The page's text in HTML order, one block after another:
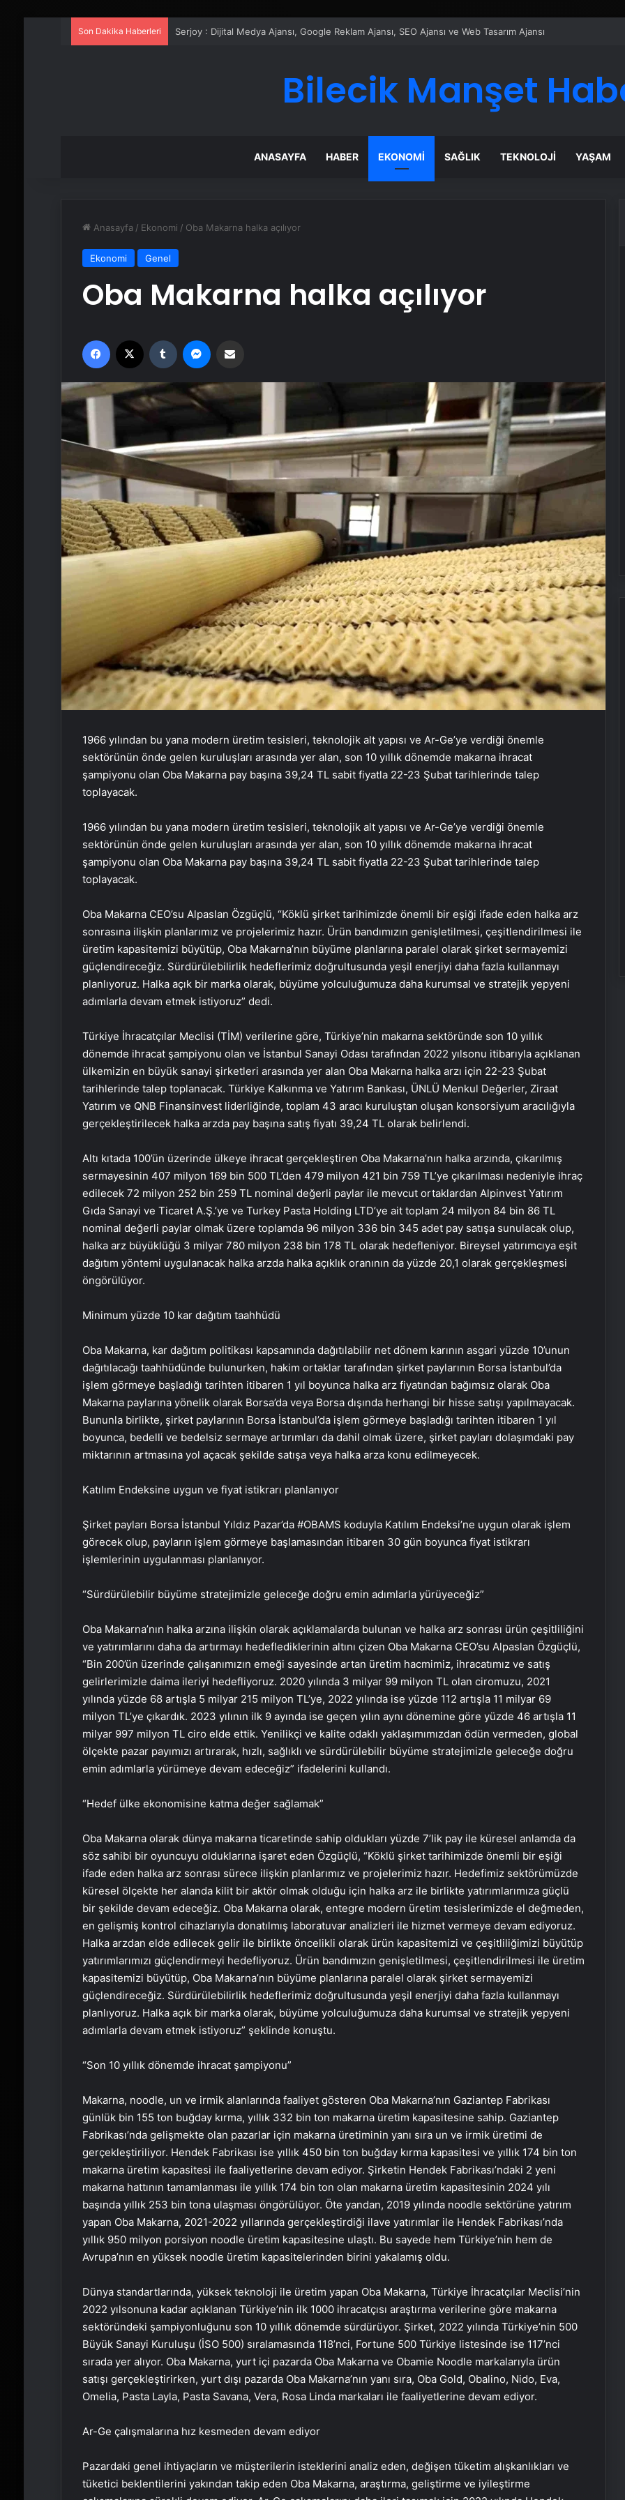
Son Dakika Haberleri UETDS Nedir ? Uetds.com İle Akıllı Dijital Taşımacılık Yazılımı
Bilecik Manşet
ANASAYFA HABER EKONOMI SAĞLIK TEKNOLOJI YAŞAM
Anasayfa / Ekonomi / Oba Makarna halka açılıyor
Ekonomi Genel
Oba Makarna halka açılıyor
Facebook Tumblr
1966 yılından bu yana modern üretim tesisleri, teknolojik alt yapısı ve Ar-Ge’ye verdiği önemle
sektörünün önde gelen kuruluşları arasında yer alan, son 10 yıllık dönemde makarna ihracat
şampiyonu olan Oba Makarna pay başına 39,24 TL sabit fiyatla 22-23 Şubat tarihlerinde talep
toplayacak.
1966 yılından bu yana modern üretim tesisleri, teknolojik alt yapısı ve Ar-Ge’ye verdiği önemle
sektörünün önde gelen kuruluşları arasında yer alan, son 10 yıllık dönemde makarna ihracat
şampiyonu olan Oba Makarna pay başına 39,24 TL sabit fiyatla 22-23 Şubat tarihlerinde talep
toplayacak.
Oba Makarna CEO’su Alpaslan Özgüçlü, “Köklü şirket tarihimizde önemli bir eşiği ifade eden halka arz
sonrasına ilişkin planlarımız ve projelerimiz hazır. Ürün bandımızın genişletilmesi, çeşitlendirilmesi ile
üretim kapasitemizi büyütüp, Oba Makarna’nın büyüme planlarına paralel olarak şirket sermayemizi
güçlendireceğiz. Sürdürülebilirlik hedeflerimiz doğrultusunda yeşil enerjiyi daha fazla kullanmayı
planlıyoruz. Halka açık bir marka olarak, büyüme yolculuğumuza daha kurumsal ve stratejik yepyeni
adımlarla devam etmek istiyoruz” dedi.
Türkiye İhracatçılar Meclisi (TİM) verilerine göre, Türkiye’nin makarna sektöründe son 10 yıllık
dönemde ihracat şampiyonu olan ve İstanbul Sanayi Odası tarafından 2022 yılsonu itibarıyla açıklanan
ülkemizin en büyük sanayi şirketleri arasında yer alan Oba Makarna halka arzı için 22-23 Şubat
tarihlerinde talep toplanacak. Türkiye Kalkınma ve Yatırım Bankası, ÜNLÜ Menkul Değerler, Ziraat
Yatırım ve QNB Finansinvest liderliğinde, toplam 43 aracı kuruluştan oluşan konsorsiyum aracılığıyla
gerçekleştirilecek halka arzda pay başına satış fiyatı 39,24 TL olarak belirlendi.
Altı kıtada 100’ün üzerinde ülkeye ihracat gerçekleştiren Oba Makarna’nın halka arzında, çıkarılmış
sermayesinin 407 milyon 169 bin 500 TL’den 479 milyon 421 bin 759 TL’ye çıkarılması nedeniyle ihraç
edilecek 72 milyon 252 bin 259 TL nominal değerli paylar ile mevcut ortaklardan Alpinvest Yatırım
Gıda Sanayi ve Ticaret A.Ş.’ye ve Turkey Pasta Holding LTD’ye ait toplam 24 milyon 84 bin 86 TL
nominal değerli paylar olmak üzere toplamda 96 milyon 336 bin 345 adet pay satışa sunulacak olup,
halka arz büyüklüğü 3 milyar 780 milyon 238 bin 178 TL olarak hedefleniyor. Bireysel yatırımcıya eşit
dağıtım yöntemi uygulanacak halka arzda halka açıklık oranının da yüzde 20,1 olarak gerçekleşmesi
öngörülüyor.
Minimum yüzde 10 kar dağıtım taahhüdü
Oba Makarna, kar dağıtım politikası kapsamında dağıtılabilir net dönem karının asgari yüzde 10’unun
dağıtılacağı taahhüdünde bulunurken, hakim ortaklar tarafından şirket paylarının Borsa İstanbul’da
işlem görmeye başladığı tarihten itibaren 1 yıl boyunca halka arz fiyatından bağımsız olarak Oba
Makarna paylarına yönelik olarak Borsa’da veya Borsa dışında herhangi bir hisse satışı yapılmayacak.
Bununla birlikte, şirket paylarının Borsa İstanbul’da işlem görmeye başladığı tarihten itibaren 1 yıl
boyunca, bedelli ve bedelsiz sermaye artırımları da dahil olmak üzere, şirket payları dolaşımdaki pay
miktarının artmasına yol açacak şekilde satışa veya halka arza konu edilmeyecek.
Katılım Endeksine uygun ve fiyat istikrarı planlanıyor
Şirket payları Borsa İstanbul Yıldız Pazar’da #OBAMS koduyla Katılım Endeksi’ne uygun olarak işlem
görecek olup, payların işlem görmeye başlamasından itibaren 30 gün boyunca fiyat istikrarı
işlemlerinin uygulanması planlanıyor.
“Sürdürülebilir büyüme stratejimizle geleceğe doğru emin adımlarla yürüyeceğiz”
Oba Makarna’nın halka arzına ilişkin olarak açıklamalarda bulunan ve halka arz sonrası ürün çeşitliliğini
ve yatırımlarını daha da artırmayı hedeflediklerinin altını çizen Oba Makarna CEO’su Alpaslan Özgüçlü,
“Bin 200’ün üzerinde çalışanımızın emeği sayesinde artan üretim hacmimiz, ihracatımız ve satış
gelirlerimizle daima ileriyi hedefliyoruz. 2020 yılında 3 milyar 99 milyon TL olan ciromuzu, 2021
yılında yüzde 68 artışla 5 milyar 215 milyon TL’ye, 2022 yılında ise yüzde 112 artışla 11 milyar 69
milyon TL’ye çıkardık. 2023 yılının ilk 9 ayında ise geçen yılın aynı dönemine göre yüzde 46 artışla 11
milyar 997 milyon TL ciro elde ettik. Yenilikçi ve kalite odaklı yaklaşımımızdan ödün vermeden, global
ölçekte pazar payımızı artırarak, hızlı, sağlıklı ve sürdürülebilir büyüme stratejimizle geleceğe doğru
emin adımlarla yürümeye devam edeceğiz” ifadelerini kullandı.
“Hedef ülke ekonomisine katma değer sağlamak”
Oba Makarna olarak dünya makarna ticaretinde sahip oldukları yüzde 7’lik pay ile küresel anlamda da
söz sahibi bir oyuncuyu olduklarına işaret eden Özgüçlü, “Köklü şirket tarihimizde önemli bir eşiği
ifade eden halka arz sonrası sürece ilişkin planlarımız ve projelerimiz hazır. Hedefimiz sektörümüzde
küresel ölçekte her alanda kilit bir aktör olmak olduğu için halka arz ile birlikte yatırımlarımıza güçlü
bir şekilde devam edeceğiz. Oba Makarna olarak, entegre modern üretim tesislerimizde el değmeden,
en gelişmiş kontrol cihazlarıyla donatılmış laboratuvar analizleri ile hizmet vermeye devam ediyoruz.
Halka arzdan elde edilecek gelir ile birlikte öncelikli olarak ürün kapasitemizi ve çeşitliliğimizi büyütüp
yatırımlarımızı güçlendirmeyi hedefliyoruz. Ürün bandımızın genişletilmesi, çeşitlendirilmesi ile üretim
kapasitemizi büyütüp, Oba Makarna’nın büyüme planlarına paralel olarak şirket sermayemizi
güçlendireceğiz. Sürdürülebilirlik hedeflerimiz doğrultusunda yeşil enerjiyi daha fazla kullanmayı
planlıyoruz. Halka açık bir marka olarak, büyüme yolculuğumuza daha kurumsal ve stratejik yepyeni
adımlarla devam etmek istiyoruz” şeklinde konuştu.
“Son 10 yıllık dönemde ihracat şampiyonu”
Makarna, noodle, un ve irmik alanlarında faaliyet gösteren Oba Makarna’nın Gaziantep Fabrikası
günlük bin 155 ton buğday kırma, yıllık 332 bin ton makarna üretim kapasitesine sahip. Gaziantep
Fabrikası’nda gelişmekte olan pazarlar için makarna üretiminin yanı sıra un ve irmik üretimi de
gerçekleştiriliyor. Hendek Fabrikası ise yıllık 450 bin ton buğday kırma kapasitesi ve yıllık 174 bin ton
makarna üretim kapasitesi ile faaliyetlerine devam ediyor. Şirketin Hendek Fabrikası’ndaki 2 yeni
makarna hattının tamamlanması ile yıllık 174 bin ton olan makarna üretim kapasitesinin 2024 yılı
başında yıllık 253 bin tona ulaşması öngörülüyor. Öte yandan, 2019 yılında noodle sektörüne yatırım
yapan Oba Makarna, 2021-2022 yıllarında gerçekleştirdiği ilave yatırımlar ile Hendek Fabrikası’nda
yıllık 950 milyon porsiyon noodle üretim kapasitesine ulaştı. Bu sayede hem Türkiye’nin hem de
Avrupa’nın en yüksek noodle üretim kapasitelerinden birini yakalamış oldu.
Dünya standartlarında, yüksek teknoloji ile üretim yapan Oba Makarna, Türkiye İhracatçılar Meclisi’nin
2022 yılsonuna kadar açıklanan Türkiye’nin ilk 1000 ihracatçısı araştırma verilerine göre makarna
sektöründeki şampiyonluğunu son 10 yıllık dönemde sürdürüyor. Şirket, 2022 yılında Türkiye’nin 500
Büyük Sanayi Kuruluşu (İSO 500) sıralamasında 118’nci, Fortune 500 Türkiye listesinde ise 117’nci
sırada yer alıyor. Oba Makarna, yurt içi pazarda Oba Makarna ve Obamie Noodle markalarıyla ürün
satışı gerçekleştirirken, yurt dışı pazarda Oba Makarna’nın yanı sıra, Oba Gold, Obalino, Nido, Eva,
Omelia, Pasta Layla, Pasta Savana, Vera, Rosa Linda markaları ile faaliyetlerine devam ediyor.
Ar-Ge çalışmalarına hız kesmeden devam ediyor
Pazardaki genel ihtiyaçların ve müşterilerin isteklerini analiz eden, değişen tüketim alışkanlıkları ve
tüketici beklentilerini yakından takip eden Oba Makarna, araştırma, geliştirme ve iyileştirme